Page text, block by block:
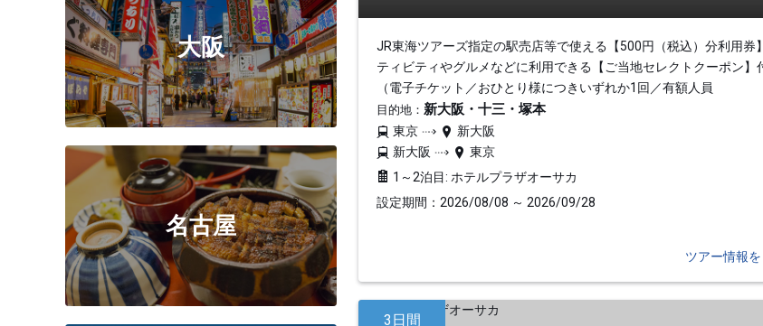
大阪
名古屋
JR東海ツアーズ指定の駅売店等で使える【500円（税込）分利用券
ティビティやグルメなどに利用できる【ご当地セレクトクーポン】
（電子チケット／おひとり様につきいずれか1回／有額人員
目的地： 新大阪・十三・塚本
東京
新大阪
新大阪
東京
1～2泊目: ホテルプラザオーサカ
設定期間：2026/08/08 ～ 2026/09/28
ツアー情報
3日間